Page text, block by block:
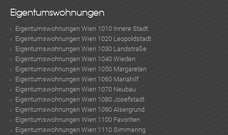
Eigentumswohnungen
Eigentumswohnungen Wien 1010 Innere Stadt
Eigentumswohnungen Wien 1020 Leopoldstadt
Eigentumswohnungen Wien 1030 Landstraße
Eigentumswohnungen Wien 1040 Wieden
Eigentumswohnungen Wien 1050 Margareten
Eigentumswohnungen Wien 1060 Mariahilf
Eigentumswohnungen Wien 1070 Neubau
Eigentumswohnungen Wien 1080 Josefstadt
Eigentumswohnungen Wien 1090 Alsergrund
Eigentumswohnungen Wien 1100 Favoriten
Eigentumswohnungen Wien 1110 Simmering